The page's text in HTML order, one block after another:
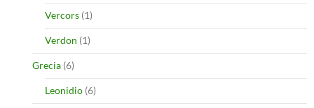
Vercors (1)
Verdon (1)
Grecia (6)
Leonidio (6)